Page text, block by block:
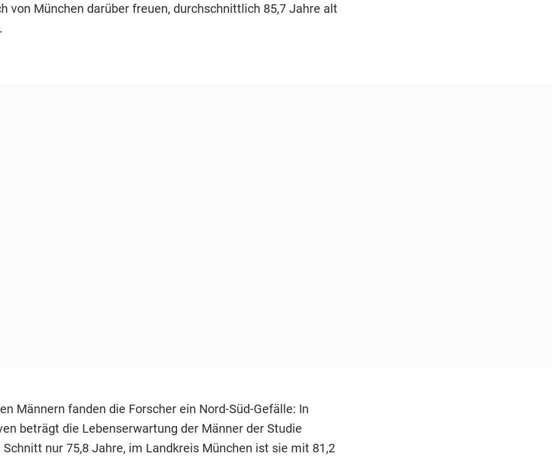
von München darüber freuen, durchschnittlich 85,7 Jahre alt
Männern fanden die Forscher ein Nord-Süd-Gefälle: In
beträgt die Lebenserwartung der Männer der Studie
nur 75,8 Jahre, im Landkreis München ist sie mit 81,2